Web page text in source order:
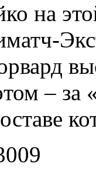
на
– за